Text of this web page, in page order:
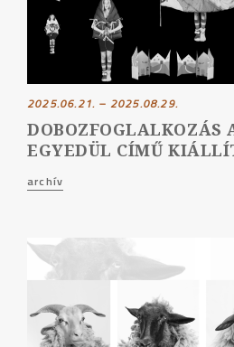
2025.06.21. – 2025.08.29.
DOBOZFOGLALKOZÁS
EGYEDÜL CÍMŰ
archív